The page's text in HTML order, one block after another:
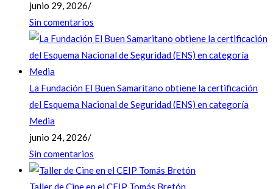
junio 29, 2026/
Sin comentarios
La Fundación El Buen Samaritano obtiene la certificación
del Esquema Nacional de Seguridad (ENS) en categoría
Media
junio 24, 2026/
Sin comentarios
Taller de Cine en el CEIP Tomás Bretón